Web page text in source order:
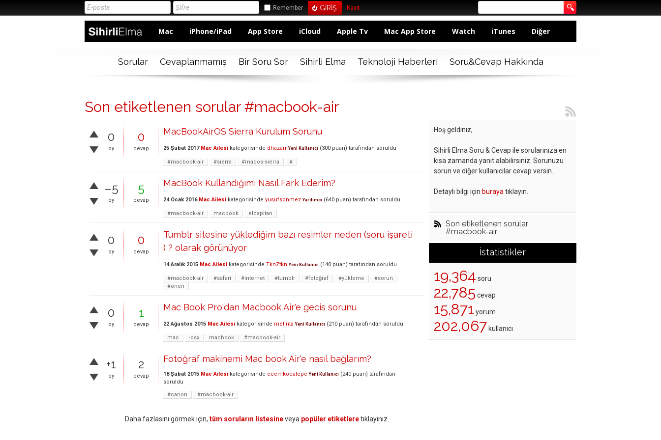
Remember Kayıt
Mac iPhone/iPad App Store iCloud Apple Tv Mac App Store Watch iTunes Diğer
Sorular Cevaplanmamış Bir Soru Sor Sihirli Elma Teknoloji Haberleri Soru&Cevap Hakkında
Son etiketlenen sorular #macbook-air
0
oy
0
cevap
MacBookAirOS Sierra Kurulum Sorunu
25 Şubat 2017 Mac Ailesi kategorisinde dhazarr Yeni Kullanıcı (300 puan) tarafından soruldu
#macbook-air #sierra #macos-sierra #
–5
oy
5
cevap
MacBook Kullandığımı Nasıl Fark Ederim?
24 Ocak 2016 Mac Ailesi kategorisinde yusufsonmez Yardımcı (640 puan) tarafından soruldu
#macbook-air macbook elcapitan
0
oy
0
cevap
Tumblr sitesine yüklediğim bazı resimler neden (soru işareti
) ? olarak görünüyor
14 Aralık 2015 Mac Ailesi kategorisinde TknZtkn Yeni Kullanıcı (140 puan) tarafından soruldu
#macbook-air #safari #internet #tumblr #fotoğraf #yükleme
#sorun
#öneri
0
oy
1
cevap
Mac Book Pro'dan Macbook Air'e gecis sorunu
22 Ağustos 2015 Mac Ailesi kategorisinde melinta Yeni Kullanıcı (210 puan) tarafından soruldu
mac -osx macbook #macbook-air
+1
oy
2
cevap
Fotoğraf makinemi Mac book Air'e nasıl bağlarım?
18 Şubat 2015 Mac Ailesi kategorisinde ecemkocatepe Yeni Kullanıcı (240 puan) tarafından
soruldu
#canon
#macbook-air
Daha fazlasını görmek için, tüm soruların listesineveya popüler etiketleretıklayınız.
Hoş geldiniz,
Sihirli Elma Soru & Cevap ile sorularınıza en
kısa zamanda yanıt alabilirsiniz. Sorunuzu
sorun ve diğer kullanıcılar cevap versin.
Detaylı bilgi için buraya tıklayın.
Son etiketlenen sorular
#macbook-air
İstatistikler
19,364 soru
22,785 cevap
15,871 yorum
202,067 kullanıcı